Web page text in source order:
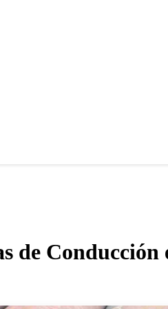
de Conducción